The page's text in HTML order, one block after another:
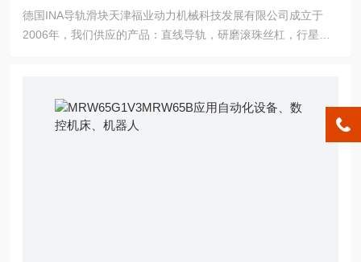
德国INA导轨滑块天津福业动力机械科技发展有限公司成立于
2006年，我们供应的产品：直线导轨，研磨滚珠丝杠，行星滚
数控钻床，数控机床 中国台湾磨床。